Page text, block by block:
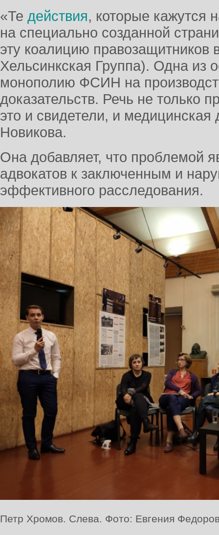
«Те действия, которые
на специально созданной
эту коалицию правозащитников
Хельсинкская Группа). Одна
монополию ФСИН на
доказательств. Речь не только
это и свидетели, и
Новикова.
Она добавляет, что проблемой
адвокатов к заключенным и
эффективного расследования.
Петр Хромов. Слева. Фото: Евгения